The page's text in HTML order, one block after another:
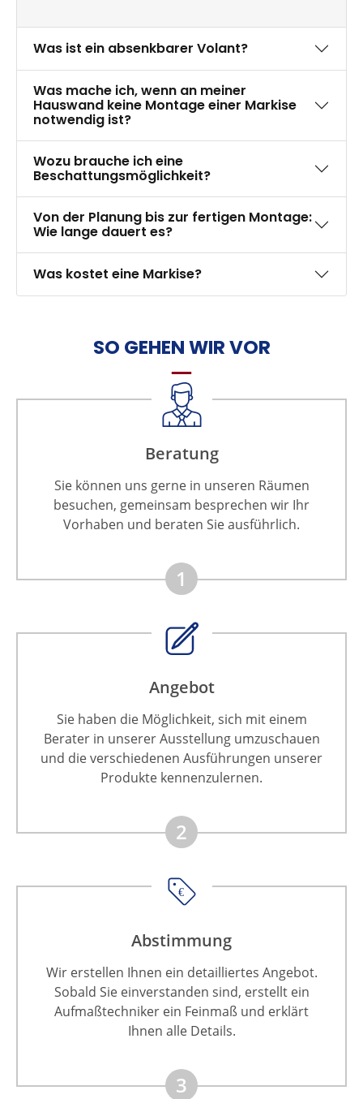
Was ist ein absenkbarer Volant?
Was mache ich, wenn an meiner
Hauswand keine Montage einer Markise
notwendig ist?
Wozu brauche ich eine
Beschattungsmöglichkeit?
Von der Planung bis zur fertigen Montage:
Wie lange dauert es?
Was kostet eine Markise?
SO GEHEN WIR VOR
Beratung
Sie können uns gerne in unseren Räumen
besuchen, gemeinsam besprechen wir Ihr
Vorhaben und beraten Sie ausführlich.
1
Angebot
Sie haben die Möglichkeit, sich mit einem
Berater in unserer Ausstellung umzuschauen
und die verschiedenen Ausführungen unserer
Produkte kennenzulernen.
2
Abstimmung
Wir erstellen Ihnen ein detailliertes Angebot.
Sobald Sie einverstanden sind, erstellt ein
Aufmaßtechniker ein Feinmaß und erklärt
Ihnen alle Details.
3